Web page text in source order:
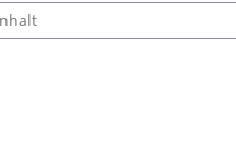
Meldungen und Kommentaren